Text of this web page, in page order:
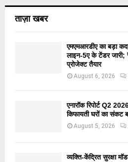
ताज़ा खबर
एमएमआरडीए का बड़ा
लाइन-5ए के टेंडर
प्रोजेक्ट तैयार
August 6, 2026
एनारॉक रिपोर्ट Q2
किफायती घरों का संकट
August 5, 2026
व्यक्ति-केंद्रित सुरक्षा